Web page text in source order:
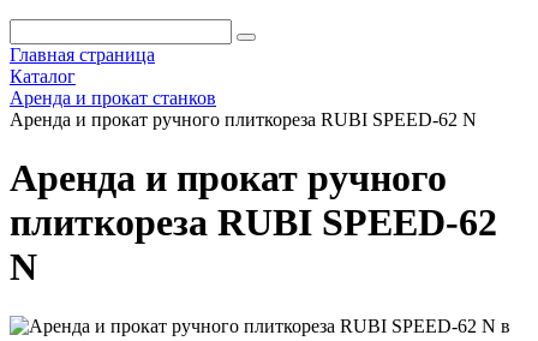
Главная страница
Каталог
Аренда и прокат станков
Аренда и прокат ручного плиткореза RUBI SPEED-62 N
Аренда и прокат ручного
плиткореза RUBI SPEED-62
N